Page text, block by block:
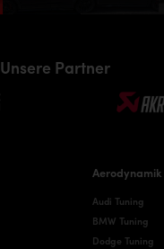
Unsere Partner
Aerodynamik
Audi Tuning
BMW Tuning
Dodge Tuning